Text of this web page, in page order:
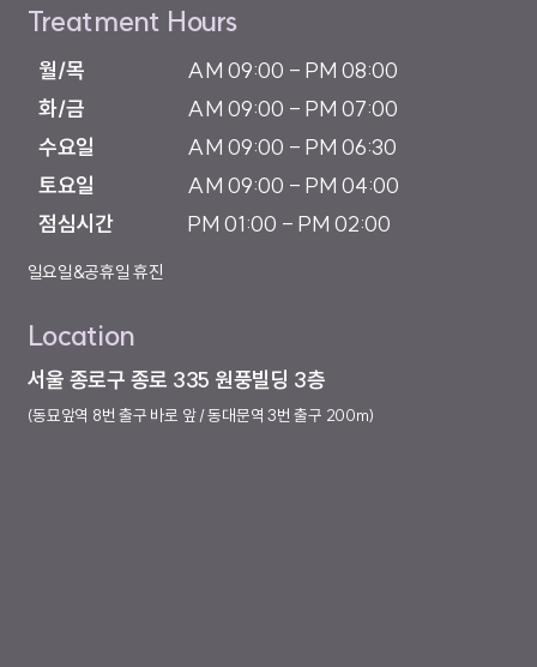
Treatment Hours
월/목
화/금
수요일
토요일
점심시간
AM 09:00 - PM 08:00
AM 09:00 - PM 07:00
AM 09:00 - PM 06:30
AM 09:00 - PM 04:00
PM 01:00 - PM 02:00
일요일&공휴일 휴진
Location
서울 종로구 종로 335 원풍빌딩 3층
(동묘앞역 8번 출구 바로 앞 / 동대문역 3번 출구 200m)